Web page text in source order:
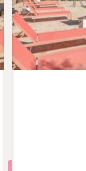
Bestemming
Kies bestemming
Vertrek
Vertrekdatum
Hoelang